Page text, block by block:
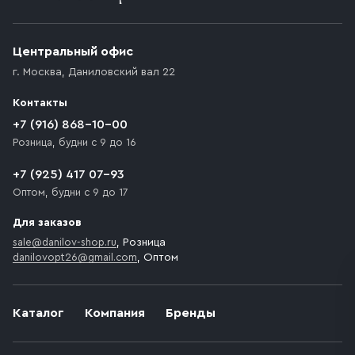
возникают препятствия для подъезда автомобиля,
которое максимально близко к месту запланированной
движения. Если на территории места назначения
доставки предусмотрен платный въезд, то Покупателю
необходимо компенсировать стоимость въезда
Каталог Компания Бренды
Центральный офис
г. Москва, Даниловский вал 22
Контакты
+7 (916) 868-10-00
Розница, будни с 9 до 16
+7 (925) 417 07-93
Оптом, будни с 9 до 17
Для заказов
sale@danilov-shop.ru, Розница
danilovopt26@gmail.com, Оптом